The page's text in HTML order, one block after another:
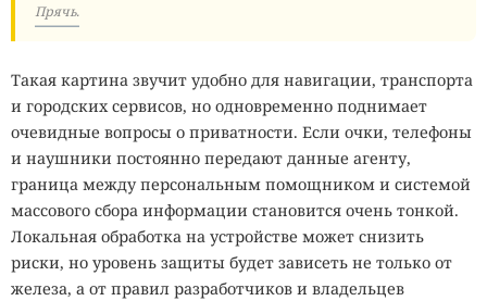
Прячь.
Такая картина звучит удобно для навигации, транспорта
и городских сервисов, но одновременно поднимает
очевидные вопросы о приватности. Если очки, телефоны
и наушники постоянно передают данные агенту,
граница между персональным помощником и системой
массового сбора информации становится очень тонкой.
Локальная обработка на устройстве может снизить
риски, но уровень защиты будет зависеть не только от
железа, а от правил разработчиков и владельцев